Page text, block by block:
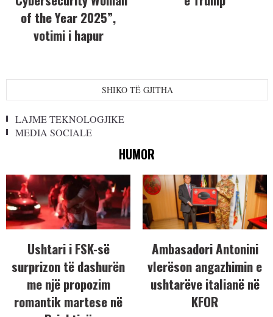
of the Year 2025”,
votimi i hapur
SHIKO TË GJITHA
LAJME TEKNOLOGJIKE
MEDIA SOCIALE
HUMOR
Ushtari i FSK-së
surprizon të dashurën
me një propozim
romantik martese në
Ambasadori Antonini
vlerëson angazhimin e
ushtarëve italianë në
KFOR